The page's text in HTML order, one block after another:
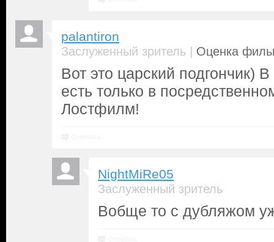
palantiron
Заслуженный зритель | Оценка
Вот это царский подгончик)
есть только в
Лостфилм!
NightMiRe05
Заслуженный зритель
Вобще то с дубляжом